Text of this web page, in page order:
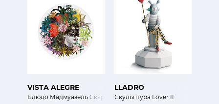
VISTA ALEGRE
Блюдо Мадмуазель Скарлет
LLADRO
Скульптура Lover II